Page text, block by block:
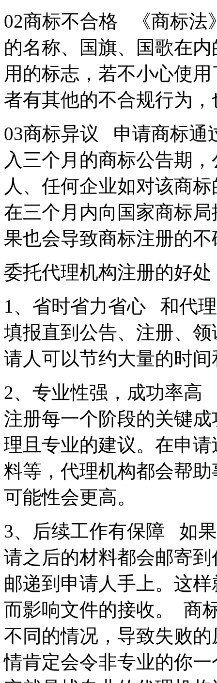
02商标不合格 《商标法
的名称、国旗、国歌在
用的标志，若不小心使
者有其他的不合规行为
03商标异议 申请商标通
入三个月的商标公告期
人、任何企业如对该商
在三个月内向国家商标
果也会导致商标注册的
委托代理机构注册的好
1、省时省力省心 和代
填报直到公告、注册、
请人可以节约大量的时
2、专业性强，成功率高
注册每一个阶段的关键
理且专业的建议。在申
料等，代理机构都会帮
可能性会更高。
3、后续工作有保障 如
请之后的材料都会邮寄
邮递到申请人手上。这
而影响文件的接收。 商
不同的情况，导致失败
情肯定会令非专业的你